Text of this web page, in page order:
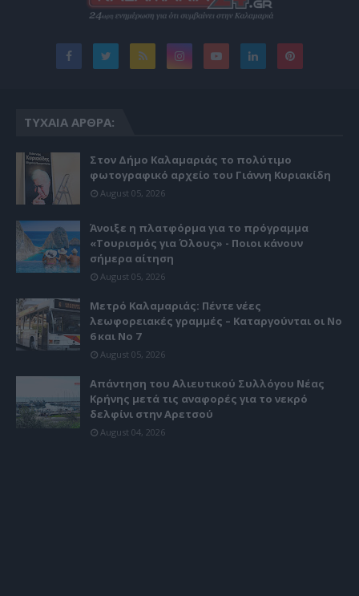
ΤΥΧΑΊΑ ΆΡΘΡΑ:
Στον Δήμο Καλαμαριάς το πολύτιμο
φωτογραφικό αρχείο του Γιάννη Κυριακίδη
August 05, 2026
Άνοιξε η πλατφόρμα για το πρόγραμμα
«Τουρισμός για Όλους» - Ποιοι κάνουν
σήμερα αίτηση
August 05, 2026
Μετρό Καλαμαριάς: Πέντε νέες
λεωφορειακές γραμμές – Καταργούνται οι Νο
6 και Νο 7
August 05, 2026
Απάντηση του Αλιευτικού Συλλόγου Νέας
Κρήνης μετά τις αναφορές για το νεκρό
δελφίνι στην Αρετσού
August 04, 2026